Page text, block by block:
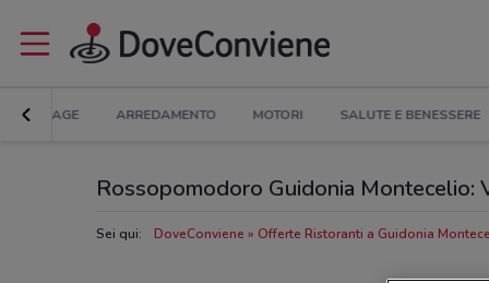
BRICOLAGE ARREDAMENTO MOTORI SALUTE E BENESSERE
Rossopomodoro Guidonia Montecelio:
Sei qui: DoveConviene Offerte Ristoranti a Guidonia